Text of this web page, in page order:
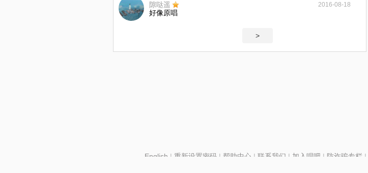
隙哒遥 2016-08-18
好像原唱
>
English | 重新设置密码| 帮助中心 | 联系我们 | 加入唱吧 | 防诈骗专栏 |